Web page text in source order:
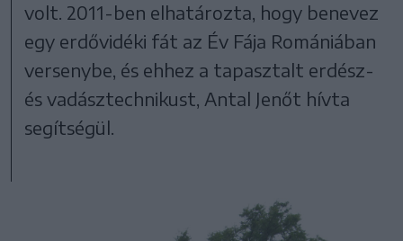
volt. 2011-ben elhatározta, hogy benevez
egy erdővidéki fát az Év Fája Romániában
versenybe, és ehhez a tapasztalt erdész-
és vadásztechnikust, Antal Jenőt hívta
segítségül.